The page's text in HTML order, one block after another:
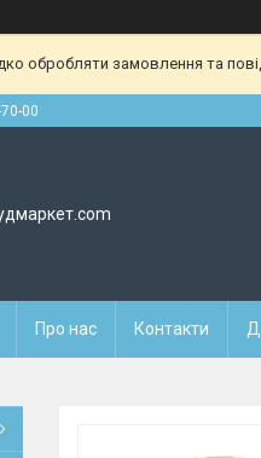
обробляти замовлення та
00
Про нас Контакти